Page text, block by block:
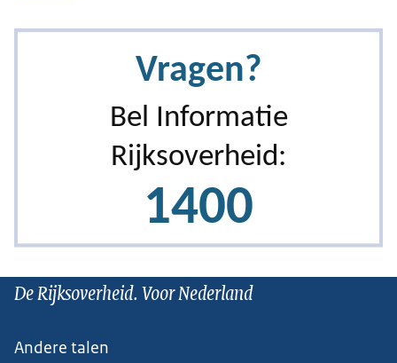
De Rijksoverheid. Voor Nederland
Andere talen